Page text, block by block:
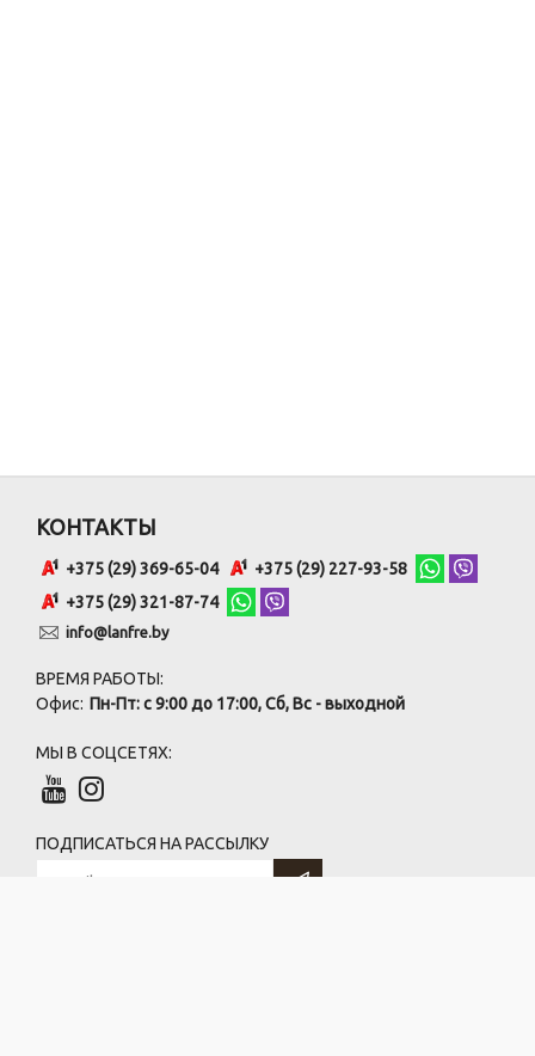
КОНТАКТЫ
+375 (29) 369-65-04
+375 (29) 227-93-58
+375 (29) 321-87-74
info@lanfre.by
ВРЕМЯ РАБОТЫ:
Офис: Пн-Пт: с 9:00 до 17:00, Сб, Вс - выходной
МЫ В СОЦСЕТЯХ:
ПОДПИСАТЬСЯ НА РАССЫЛКУ